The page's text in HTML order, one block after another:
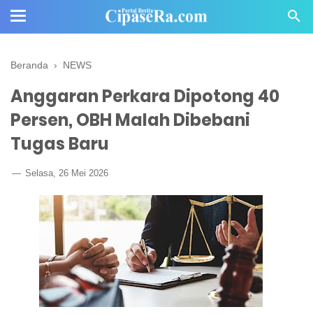
Beranda › NEWS
Anggaran Perkara Dipotong 40
Persen, OBH Malah Dibebani
Tugas Baru
Selasa, 26 Mei 2026